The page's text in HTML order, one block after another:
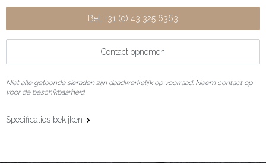
Bel: +31 (0) 43 325 6363
Contact opnemen
Niet alle getoonde sieraden zijn daadwerkelijk op voorraad. Neem contact op
voor de beschikbaarheid.
Specificaties bekijken